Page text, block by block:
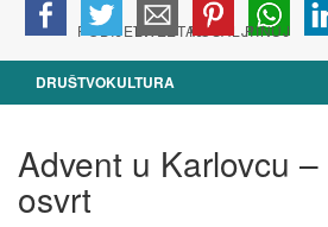
DRUŠTVOKULTURA
Advent u Karlovcu
osvrt